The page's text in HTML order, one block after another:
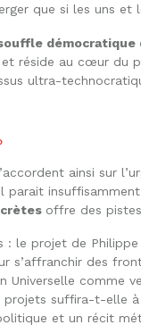
que si les uns
réside au cœur du
ultra-
ainsi sur
parait
offre des
: le projet de Philippe
s’affranchir des
Universelle comme
suffira-t-elle
et un récit